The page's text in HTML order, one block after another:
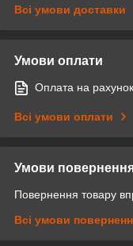
Всі умови доставки
Умови оплати
Оплата на рахунок
Всі умови оплати
Умови
Повернення товару
Всі умови